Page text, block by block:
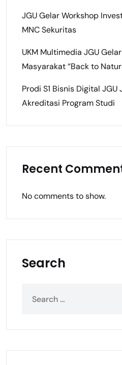
JGU Gelar Workshop
MNC Sekuritas
UKM Multimedia JGU
Masyarakat “Back to
Prodi S1 Bisnis Digital
Akreditasi Program Studi
Recent
No comments to show.
Search